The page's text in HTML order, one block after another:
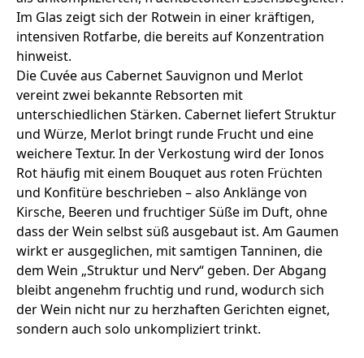
Im Glas zeigt sich der Rotwein in einer kräftigen,
intensiven Rotfarbe, die bereits auf Konzentration
hinweist.
Die Cuvée aus Cabernet Sauvignon und Merlot
vereint zwei bekannte Rebsorten mit
unterschiedlichen Stärken. Cabernet liefert Struktur
und Würze, Merlot bringt runde Frucht und eine
weichere Textur. In der Verkostung wird der Ionos
Rot häufig mit einem Bouquet aus roten Früchten
und Konfitüre beschrieben – also Anklänge von
Kirsche, Beeren und fruchtiger Süße im Duft, ohne
dass der Wein selbst süß ausgebaut ist. Am Gaumen
wirkt er ausgeglichen, mit samtigen Tanninen, die
dem Wein „Struktur und Nerv“ geben. Der Abgang
bleibt angenehm fruchtig und rund, wodurch sich
der Wein nicht nur zu herzhaften Gerichten eignet,
sondern auch solo unkompliziert trinkt.